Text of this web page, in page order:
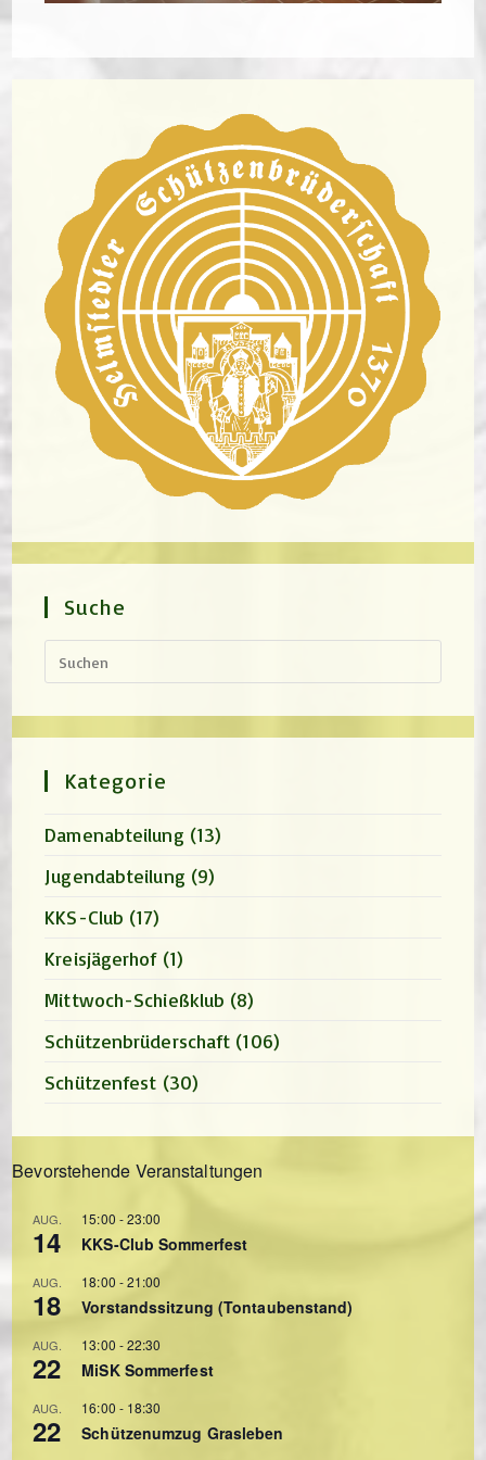
Suche
Kategorie
Damenabteilung (13)
Jugendabteilung (9)
KKS-Club (17)
Kreisjägerhof (1)
Mittwoch-Schießklub (8)
Schützenbrüderschaft (106)
Schützenfest (30)
Bevorstehende Veranstaltungen
AUG.
14
15:00 -23:00
KKS-Club Sommerfest
AUG.
18
18:00 -21:00
Vorstandssitzung (Tontaubenstand)
AUG.
22
13:00 -22:30
MiSK Sommerfest
AUG.
22
16:00 - 18:30
Schützenumzug Grasleben